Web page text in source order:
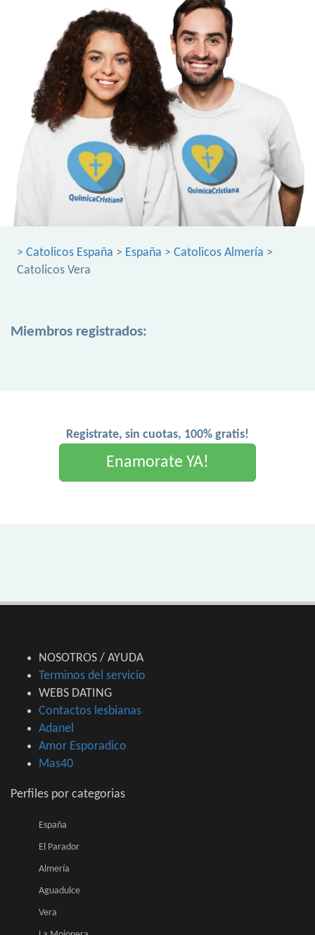
> Catolicos España > España > Catolicos Almería >
Catolicos Vera
Miembros registrados:
Registrate, sin cuotas, 100% gratis!
Enamorate YA!
NOSOTROS / AYUDA
Terminos del servicio
WEBS DATING
Contactos lesbianas
Adanel
Amor Esporadico
Mas40
Perfiles por categorias
España
El Parador
Almería
Aguadulce
Vera